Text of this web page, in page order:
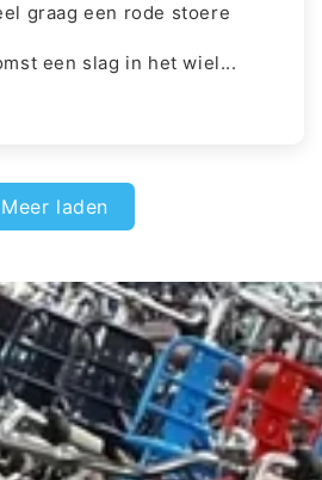
graag een rode stoere
een slag in het wiel...
Meer laden